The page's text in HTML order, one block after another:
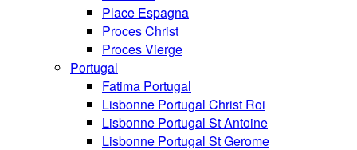
Place Espagna
Proces Christ
Proces Vierge
Portugal
Fatima Portugal
Lisbonne Portugal Christ Roi
Lisbonne Portugal St Antoine
Lisbonne Portugal St Gerome